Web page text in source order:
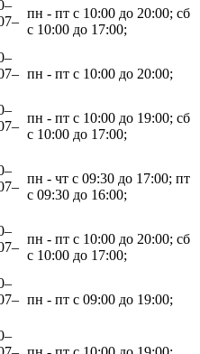
пн - пт с 10:00 до 20:00; сб
с 10:00 до 17:00;
пн - пт с 10:00 до 20:00;
пн - пт с 10:00 до 19:00; сб
с 10:00 до 17:00;
пн - чт с 09:30 до 17:00; пт
с 09:30 до 16:00;
пн - пт с 10:00 до 20:00; сб
с 10:00 до 17:00;
пн - пт с 09:00 до 19:00;